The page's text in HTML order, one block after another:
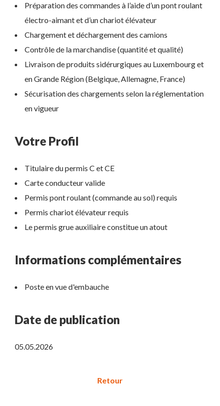
Préparation des commandes à l’aide d’un pont roulant
électro-aimant et d’un chariot élévateur
Chargement et déchargement des camions
Contrôle de la marchandise (quantité et qualité)
Livraison de produits sidérurgiques au Luxembourg et
en Grande Région (Belgique, Allemagne, France)
Sécurisation des chargements selon la réglementation
en vigueur
Votre Profil
Titulaire du permis C et CE
Carte conducteur valide
Permis pont roulant (commande au sol) requis
Permis chariot élévateur requis
Le permis grue auxiliaire constitue un atout
Informations complémentaires
Poste en vue d'embauche
Date de publication
05.05.2026